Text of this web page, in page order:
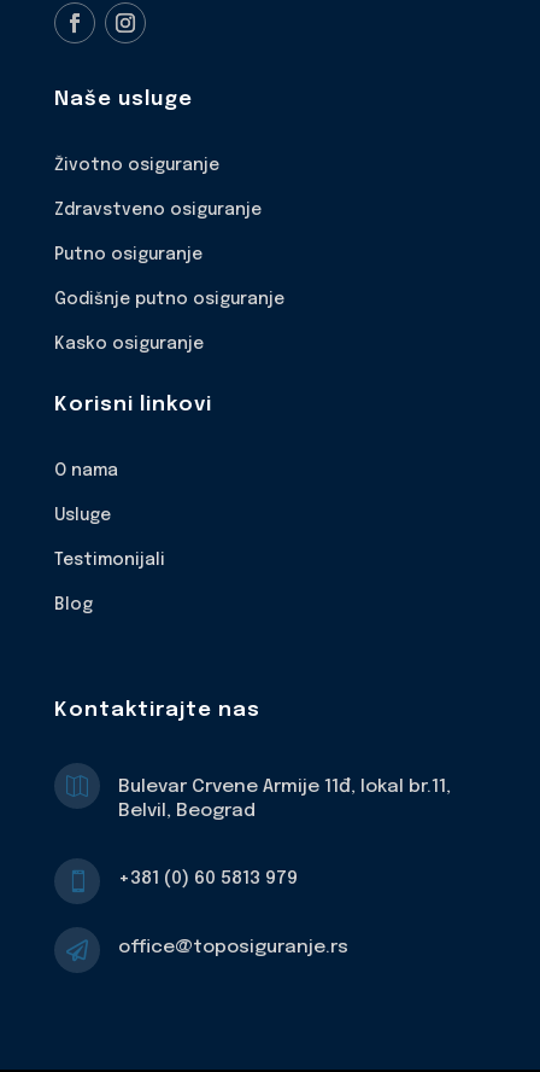
Naše usluge
Životno osiguranje
Zdravstveno osiguranje
Putno osiguranje
Godišnje putno osiguranje
Kasko osiguranje
Korisni linkovi
O nama
Usluge
Testimonijali
Blog
Kontaktirajte nas

Bulevar Crvene Armije 11đ, lokal br.11,
Belvil, Beograd
 +381 (0) 60 5813 979
 office@toposiguranje.rs